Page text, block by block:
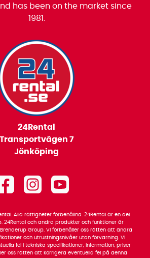
has been on the market since
1981.
24Rental
Transportvägen 7
Jönköping
Alla rättigheter förbehållna. 24Rental är en del
24Rental och andra produkter och funktioner är
Group. Vi förbehåller oss rätten att ändra
och utrustningsnivåer utan förvarning. Vi
fel i tekniska specifikationer, information, priser
oss rätten att korrigera eventuella fel på denna